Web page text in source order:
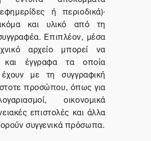
ή περιοδικά)·
και υλικό από τη
Επιπλέον, μέσα
αρχείο μπορεί να
και έγγραφα τα οποία
με τη συγγραφική
προσώπου, όπως για
οικονομικά
επιστολές και άλλα
συγγενικά πρόσωπα.